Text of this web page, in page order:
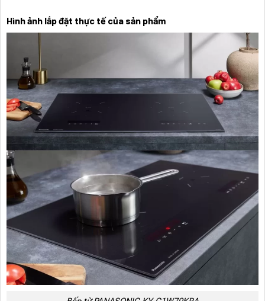
Hình ảnh lắp đặt thực tế của sản phẩm